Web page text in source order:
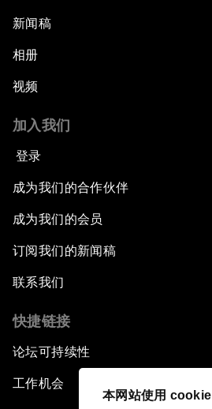
本网站使用 cookie
新闻稿
相册
视频
加入我们
登录
成为我们的合作伙伴
成为我们的会员
订阅我们的新闻稿
联系我们
快捷链接
论坛可持续性
工作机会